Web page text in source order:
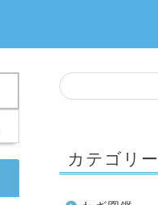
カテゴリー